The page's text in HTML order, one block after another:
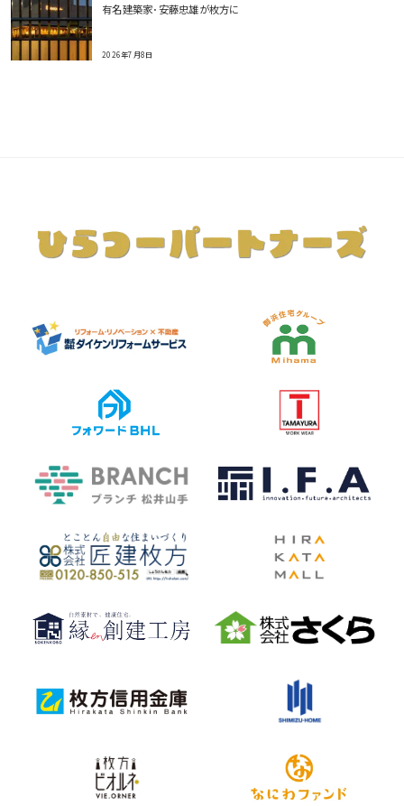
有名建築家･安藤忠雄が枚方に
2026年7月8日